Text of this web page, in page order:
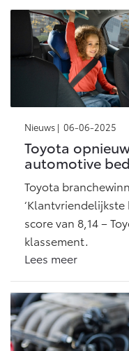
Nieuws | 06-06-2025
Toyota
automotive
Toyota
‘Klantvriendelijkste
score van 8,14 –
klassement.
Lees meer